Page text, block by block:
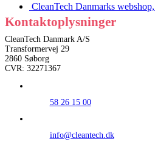
CleanTech Danmarks
Kontaktoplysninger
CleanTech Danmark A/S
Transformervej 29
2860 Søborg
CVR: 32271367
58 26 15 00
info@cleantech.dk